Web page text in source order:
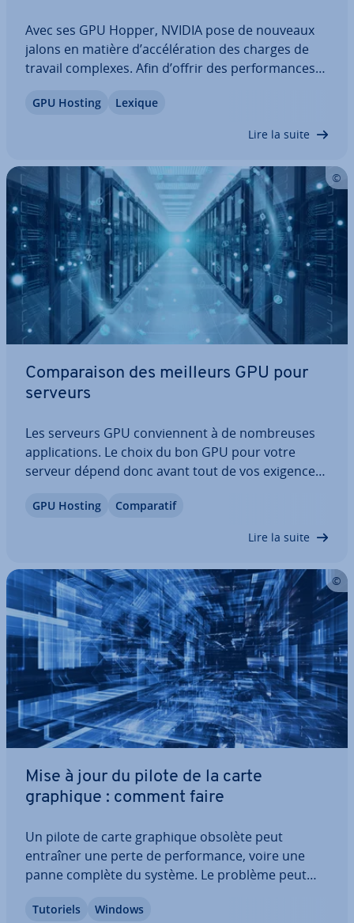
Avec ses GPU Hopper, NVIDIA pose de nouveaux
jalons en matière d’ac­cé­lé­ra­tion des charges de
travail complexes. Afin d’offrir des per­for­mances
dernière gé­né­ra­tion de GPU a été dotée d’une
GPU Hosting Lexique
Lire la suite
Com­pa­rai­son des meilleurs GPU pour
serveurs
Les serveurs GPU con­vien­nent à de nom­breuses
ap­pli­ca­tions. Le choix du bon GPU pour votre
serveur dépend donc avant tout de vos exigences.
NVIDIA H100 et A30 avec les Intel Gaudi 2 et Gaudi
GPU Hosting Com­pa­ra­tif
Lire la suite
Mise à jour du pilote de la carte
graphique : comment faire
Un pilote de carte graphique obsolète peut
entraîner une perte de per­for­mance, voire une
panne complète du système. Le problème peut
tiques des pilotes. Si cela échoue, les mises à jour
Tutoriels Windows